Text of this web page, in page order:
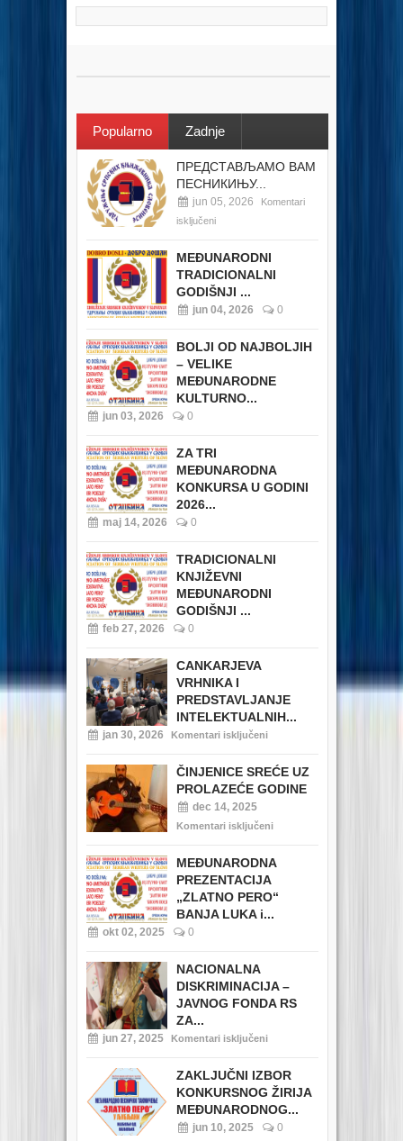
Popularno Zadnje
ПРЕДСТАВЉАМО ВАМ
ПЕСНИКИЊУ...
jun 05, 2026
Komentari
isključeni
MEĐUNARODNI
TRADICIONALNI
GODIŠNJI ...
jun 04, 2026 0
BOLJI OD NAJBOLJIH
– VELIKE
MEĐUNARODNE
KULTURNO...
jun 03, 2026 0
ZA TRI
MEĐUNARODNA
KONKURSA U GODINI
2026...
maj 14, 2026 0
TRADICIONALNI
KNJIŽEVNI
MEĐUNARODNI
GODIŠNJI ...
feb 27, 2026 0
CANKARJEVA
VRHNIKA I
PREDSTAVLJANJE
INTELEKTUALNIH...
jan 30, 2026 Komentari isključeni
ČINJENICE SREĆE UZ
PROLAZEĆE GODINE
dec 14, 2025
Komentari isključeni
MEĐUNARODNA
PREZENTACIJA
„ZLATNO PERO“
BANJA LUKA i...
okt 02, 2025 0
NACIONALNA
DISKRIMINACIJA –
JAVNOG FONDA RS
ZA...
jun 27, 2025 Komentari isključeni
ZAKLJUČNI IZBOR
KONKURSNOG ŽIRIJA
MEĐUNARODNOG...
jun 10, 2025 0